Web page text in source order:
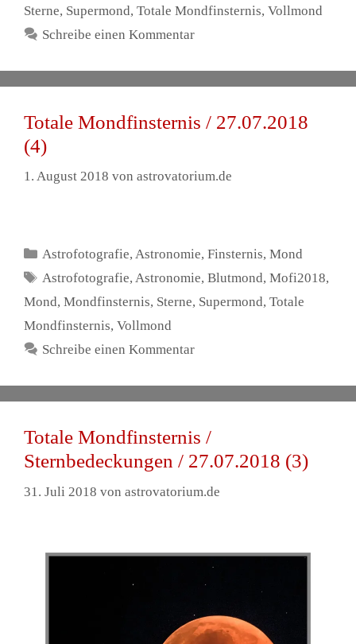
Sterne, Supermond, Totale Mondfinsternis, Vollmond
Schreibe einen Kommentar
Totale Mondfinsternis / 27.07.2018
(4)
1. August 2018 von astrovatorium.de
Kategorien
Astrofotografie,Astronomie,Finsternis,Mond
Schlagwörter
Astrofotografie,Astronomie,Blutmond,Mofi2018,
Mond, Mondfinsternis, Sterne, Supermond, Totale
Mondfinsternis, Vollmond
Schreibe einen Kommentar
Totale Mondfinsternis /
Sternbedeckungen / 27.07.2018 (3)
31. Juli 2018 von astrovatorium.de